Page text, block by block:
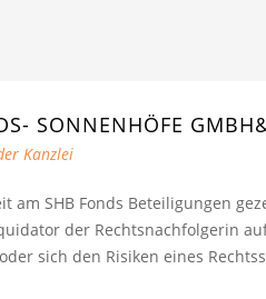
SONNENHÖFE
Kanzlei
am SHB Fonds Beteiligungen
der Rechtsnachfolgerin
sich den Risiken eines